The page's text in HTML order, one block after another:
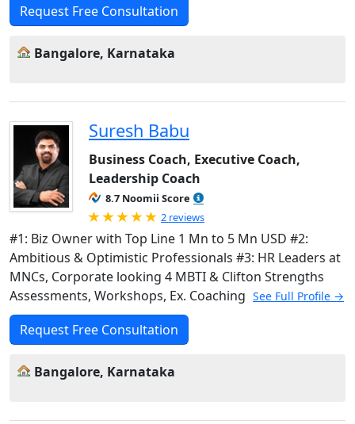
Request Free Consultation
Bangalore, Karnataka
Suresh Babu
Business Coach, Executive Coach,
Leadership Coach
8.7 Noomii Score
Rated 5.0 out of 5
2 reviews
#1: Biz Owner with Top Line 1 Mn to 5 Mn USD #2:
Ambitious & Optimistic Professionals #3: HR Leaders at
MNCs, Corporate looking 4 MBTI & Clifton Strengths
Assessments, Workshops, Ex. Coaching See Full Profile →
Request Free Consultation
Bangalore, Karnataka